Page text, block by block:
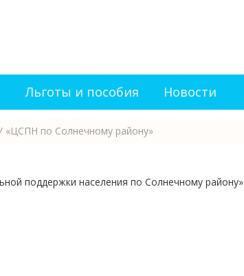
Льготы и пособия Новости
«ЦСПН по Солнечному району»
поддержки населения по Солнечному району»